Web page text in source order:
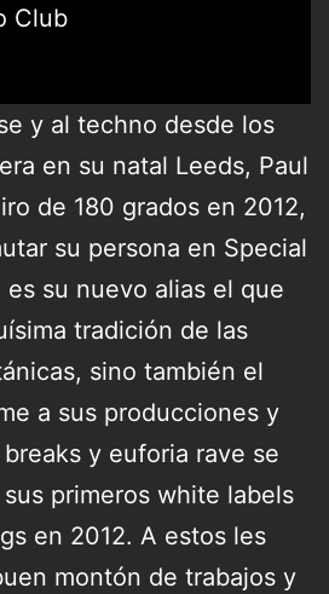
Club
y al techno desde los
en su natal Leeds, Paul
de 180 grados en 2012,
su persona en Special
su nuevo alias el que
tradición de las
sino también el
a sus producciones y
y euforia rave se
primeros white labels
en 2012. A estos les
montón de trabajos y